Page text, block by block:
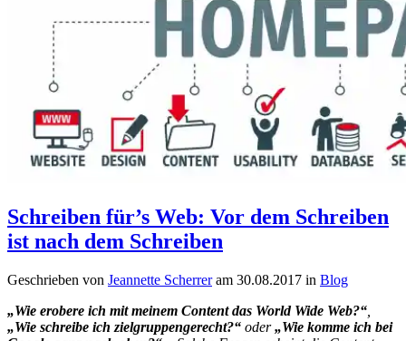
Schreiben für’s Web: Vor dem Schreiben
ist nach dem Schreiben
Geschrieben von Jeannette Scherreram 30.08.2017 in Blog
„Wie erobere ich mit meinem Content das World Wide Web?“
„Wie schreibe ich zielgruppengerecht?“ oder„Wie komme ich bei